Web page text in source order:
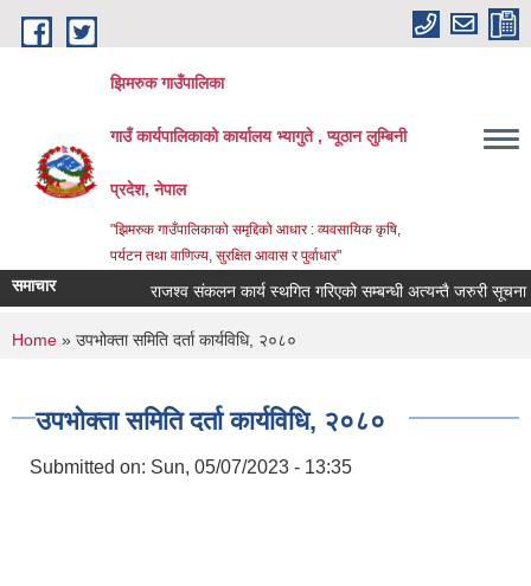
Skip to main content
झिमरुक गाउँपालिका
गाउँ कार्यपालिकाको कार्यालय भ्यागुते , प्यूठान लुम्बिनी
प्रदेश, नेपाल
"झिमरुक गाउँपालिकाको समृद्दिको आधार : व्यवसायिक कृषि,
पर्यटन तथा वाणिज्य, सुरक्षित आवास र पुर्वाधार"
समाचार राजश्व संकलन कार्य स्थगित गरिएको सम्बन्धी अत्यन्तै जरुरी सूचना ।
You are here
Home » उपभोक्ता समिति दर्ता कार्यविधि, २०८०
उपभोक्ता समिति दर्ता कार्यविधि, २०८०
Submitted on: Sun, 05/07/2023 - 13:35